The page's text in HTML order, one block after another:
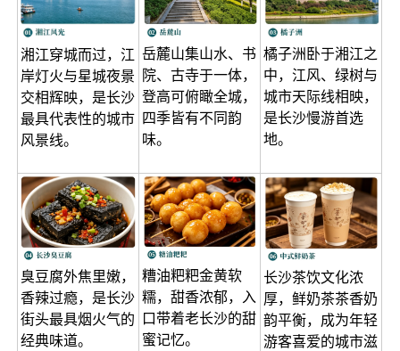
湘江穿城而过，江
岸灯火与星城夜景
交相辉映，是长沙
最具代表性的城市
风景线。
岳麓山集山水、书
院、古寺于一体，
登高可俯瞰全城，
四季皆有不同韵
味。
橘子洲卧于湘江之
中，江风、绿树与
城市天际线相映，
是长沙慢游首选
地。
臭豆腐外焦里嫩，
香辣过瘾，是长沙
街头最具烟火气的
经典味道。
糟油粑粑金黄软
糯，甜香浓郁，入
口带着老长沙的甜
蜜记忆。
长沙茶饮文化浓
厚，鲜奶茶茶香奶
韵平衡，成为年轻
游客喜爱的城市滋